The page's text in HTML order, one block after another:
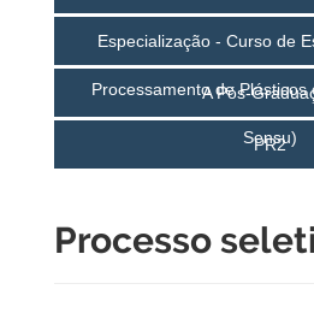
Especialização - Curso de
Processamento de Plásticos
Sensu)
A Pós-
PR2
Processo